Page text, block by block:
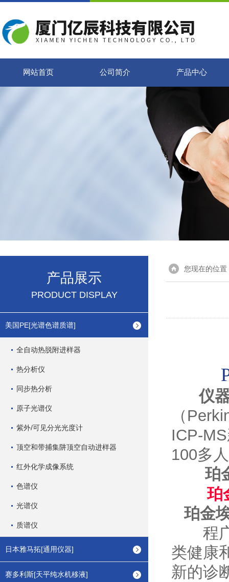
网站首页 公司简介 产品中心
产品展示
PRODUCT DISPLAY
美国PE[光谱色谱质谱]
全自动热脱附进样器
热分析仪
同步热分析
原子光谱仪
紫外/可见分光光度计
顶空和带捕集阱顶空自动进样器
红外化学成像系统
色谱仪
光谱仪
质谱仪
日本雅马拓[通用仪器]
赛多利斯[天平纯水机移液]
您现在的位置
仪器
（
ICP-
100多
珀
珀
珀金
程广
类健康
新的诊